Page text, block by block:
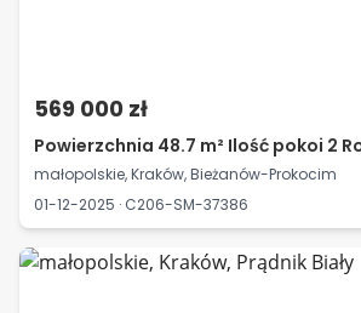
569 000 zł
Powierzchnia 48.7 m² Ilość pokoi 2
małopolskie, Kraków, Bieżanów-Prokocim
01-12-2025 · C206-SM-37386